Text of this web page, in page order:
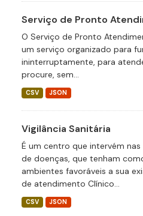
Serviço de Pronto
O Serviço de Pronto
um serviço organizado para
ininterruptamente, para
procure, sem...
CSV JSON
Vigilância Sanitária
É um centro que intervém
de doenças, que tenham
ambientes favoráveis a sua
de atendimento Clínico...
CSV JSON